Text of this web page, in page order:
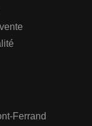
Ferrand